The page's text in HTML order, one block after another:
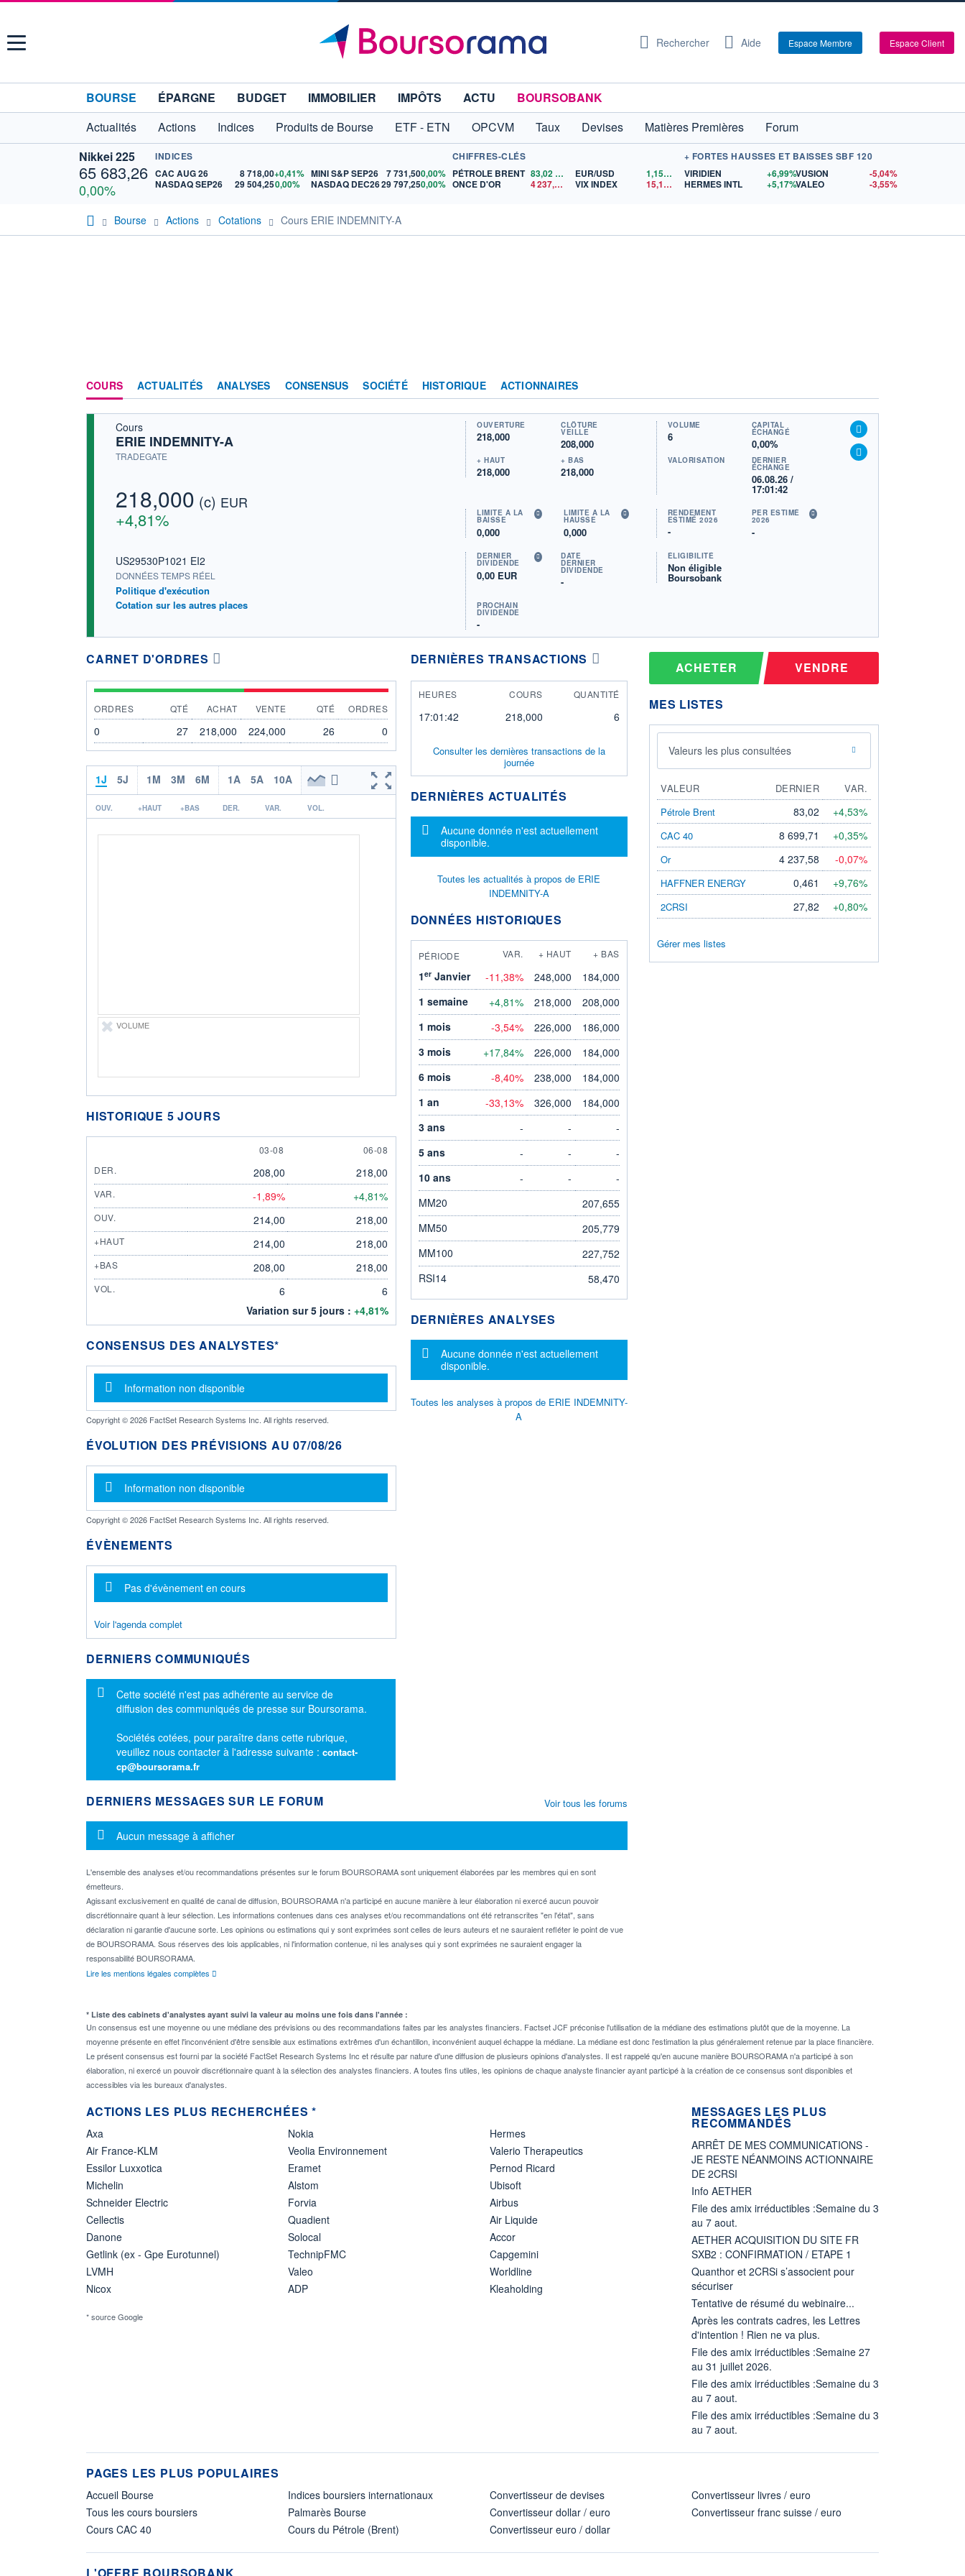
Menu Rechercher Aide Espace Membre Espace Client
BOURSE ÉPARGNE BUDGET IMMOBILIER IMPÔTS ACTU
BOURSOBANK
Actualités
Actions Indices Produits de Bourse ETF - ETN OPCVM Taux Devises Matières Premières
Forum
Nikkei 225
65 683,26
0,00%
INDICES
CAC AUG 26
8 718,00+0,41%
NASDAQ SEP26
29 504,250,00%
MINI S&P SEP26 7 731,500,00%
NASDAQ DEC2629 797,250,00%
CHIFFRES-CLÉS
PÉTROLE BRENT 83,02
ONCE D'OR
4 237,58 $US
EUR/USD 1,1522
$US
VIX INDEX
15,15$US
+ FORTES HAUSSES ET BAISSES SBF 120
VIRIDIEN
+6,99%
HERMES INTL
+5,17%
VUSION
-5,04%
VALEO
-3,55%
Bourse Actions Cotations Cours ERIE INDEMNITY-A
COURS ACTUALITÉS ANALYSES CONSENSUS SOCIÉTÉ HISTORIQUE ACTIONNAIRES
Cours
ERIE INDEMNITY-A
TRADEGATE
218,000 (c) EUR
+4,81%
US29530P1021 EI2
DONNÉES TEMPS RÉEL
Politique d'exécution
Cotation sur les autres places
OUVERTURE
218,000
CLÔTURE
VEILLE
208,000
+ HAUT
218,000
+ BAS
218,000
VOLUME
6
CAPITAL
ÉCHANGÉ
0,00%
VALORISATION DERNIER
ÉCHANGE
06.08.26 /
17:01:42
LIMITE À LA
BAISSE
0,000
LIMITE À LA
HAUSSE
0,000
RENDEMENT
ESTIMÉ 2026
-
PER ESTIMÉ
2026
-
DERNIER
DIVIDENDE
0,00 EUR
DATE
DERNIER
DIVIDENDE
-
PROCHAIN
DIVIDENDE
-
ÉLIGIBILITÉ
Non éligible
Boursobank
CARNET D'ORDRES
ORDRES QTÉ ACHAT VENTE QTÉ ORDRES
0 27 218,000 224,000 26 0
1J 5J 1M 3M 6M 1A 5A 10A
OUV. +HAUT +BAS DER. VAR. VOL.
VOLUME
HISTORIQUE 5 JOURS
3 AUGUST
03-08 6 AUGUST
06-08
DER.
208,00 218,00
VAR. -1,89% +4,81%
OUV. 214,00 218,00
+HAUT 214,00 218,00
+BAS 208,00 218,00
VOL. 6
6
Variation sur 5 jours : +4,81%
CONSENSUS DES ANALYSTES*
Message d'information
Information non disponible
Copyright © 2026 FactSet Research Systems Inc. All rights reserved.
ÉVOLUTION DES PRÉVISIONS AU 07/08/26
Message d'information
Information non disponible
Copyright © 2026 FactSet Research Systems Inc. All rights reserved.
ÉVÈNEMENTS
Message d'information
Pas d'évènement en cours
Voir l'agenda complet
DERNIERS COMMUNIQUÉS
Message d'information
Cette société n'est pas adhérente au service de
diffusion des communiqués de presse sur Boursorama.
Sociétés cotées, pour paraître dans cette rubrique,
veuillez nous contacter à l'adresse suivante : contact-
cp@boursorama.fr
DERNIÈRES TRANSACTIONS
HEURES COURS QUANTITÉ
17:01:42 218,000 6
Consulter les dernières transactions de la
journée
DERNIÈRES ACTUALITÉS
Message d'information
Aucune donnée n'est actuellement
disponible.
Toutes les actualités à propos de ERIE
INDEMNITY-A
DONNÉES HISTORIQUES
PÉRIODE VAR. + HAUT + BAS
1erJanvier -11,38% 248,000
184,000
1 semaine
+4,81% 218,000
208,000
1 mois
-3,54% 226,000
186,000
3 mois
+17,84% 226,000
184,000
6 mois
-8,40% 238,000
184,000
1 an
-33,13% 326,000
184,000
3 ans
- -
-
5 ans
- -
-
10 ans
- -
-
MM20
207,655
MM50
205,779
MM100
227,752
RSI14
58,470
DERNIÈRES ANALYSES
Message d'information
Aucune donnée n'est actuellement
disponible.
Toutes les analyses à propos de ERIE INDEMNITY-
A
DERNIERS MESSAGES SUR LE FORUM
Message d'information
Aucun message à afficher
L'ensemble des analyses et/ou recommandations présentes sur le forum BOURSORAMA sont uniquement élaborées par les membres qui en sont
émetteurs.
Agissant exclusivement en qualité de canal de diffusion, BOURSORAMA n'a participé en aucune manière à leur élaboration ni exercé aucun pouvoir
discrétionnaire quant à leur sélection. Les informations contenues dans ces analyses et/ou recommandations ont été retranscrites "en l'état", sans
déclaration ni garantie d'aucune sorte. Les opinions ou estimations qui y sont exprimées sont celles de leurs auteurs et ne sauraient refléter le point de vue
de BOURSORAMA. Sous réserves des lois applicables, ni l'information contenue, ni les analyses qui y sont exprimées ne sauraient engager la
responsabilité BOURSORAMA.
Lire les mentions légales complètes
Voir tous les forums
ACHETER VENDRE
MES LISTES
Valeurs les plus consultées
VALEUR DERNIER
VAR.
Pétrole Brent
83,02 +4,53%
CAC 40 8 699,71 +0,35%
Or 4 237,58 -0,07%
HAFFNER ENERGY 0,461 +9,76%
2CRSI 27,82 +0,80%
Gérer mes listes
* Liste des cabinets d'analystes ayant suivi la valeur au moins une fois dans l'année :
Un consensus est une moyenne ou une médiane des prévisions ou des recommandations faites par les analystes financiers. Factset JCF préconise l'utilisation de la médiane des estimations plutôt que de la moyenne. La
moyenne présente en effet l'inconvénient d'être sensible aux estimations extrêmes d'un échantillon, inconvénient auquel échappe la médiane. La médiane est donc l'estimation la plus généralement retenue par la place financière.
Le présent consensus est fourni par la société FactSet Research Systems Inc et résulte par nature d'une diffusion de plusieurs opinions d'analystes. Il est rappelé qu'en aucune manière BOURSORAMA n'a participé à son
élaboration, ni exercé un pouvoir discrétionnaire quant à la sélection des analystes financiers. A toutes fins utiles, les opinions de chaque analyste financier ayant participé à la création de ce consensus sont disponibles et
accessibles via les bureaux d'analystes.
ACTIONS LES PLUS RECHERCHÉES *
Axa
Air France-KLM
Essilor Luxxotica
Michelin
Schneider Electric
Cellectis
Danone
Getlink (ex - Gpe Eurotunnel)
LVMH
Nicox
Nokia
Veolia Environnement
Eramet
Alstom
Forvia
Quadient
Solocal
TechnipFMC
Valeo
ADP
Hermes
Valerio Therapeutics
Pernod Ricard
Ubisoft
Airbus
Air Liquide
Accor
Capgemini
Worldline
Kleaholding
* source Google
MESSAGES LES PLUS
RECOMMANDÉS
ARRÊT DE MES COMMUNICATIONS -
JE RESTE NÉANMOINS ACTIONNAIRE
DE 2CRSI
Info AETHER
File des amix irréductibles :Semaine du 3
au 7 aout.
AETHER ACQUISITION DU SITE FR
SXB2 : CONFIRMATION / ETAPE 1
Quanthor et 2CRSi s’associent pour
sécuriser
Tentative de résumé du webinaire...
Après les contrats cadres, les Lettres
d'intention ! Rien ne va plus.
File des amix irréductibles :Semaine 27
au 31 juillet 2026.
File des amix irréductibles :Semaine du 3
au 7 aout.
File des amix irréductibles :Semaine du 3
au 7 aout.
PAGES LES PLUS POPULAIRES
Accueil Bourse
Tous les cours boursiers
Cours CAC 40
Indices boursiers internationaux
Palmarès Bourse
Cours du Pétrole (Brent)
Convertisseur de devises
Convertisseur dollar / euro
Convertisseur euro / dollar
Convertisseur livres / euro
Convertisseur franc suisse / euro